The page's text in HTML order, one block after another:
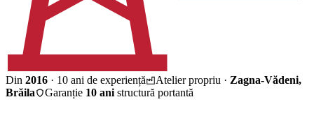
Din 2016 · 10 ani de experiență Atelier propriu · Zagna-Vădeni,
Brăila
Garanție 10 ani structură portantă